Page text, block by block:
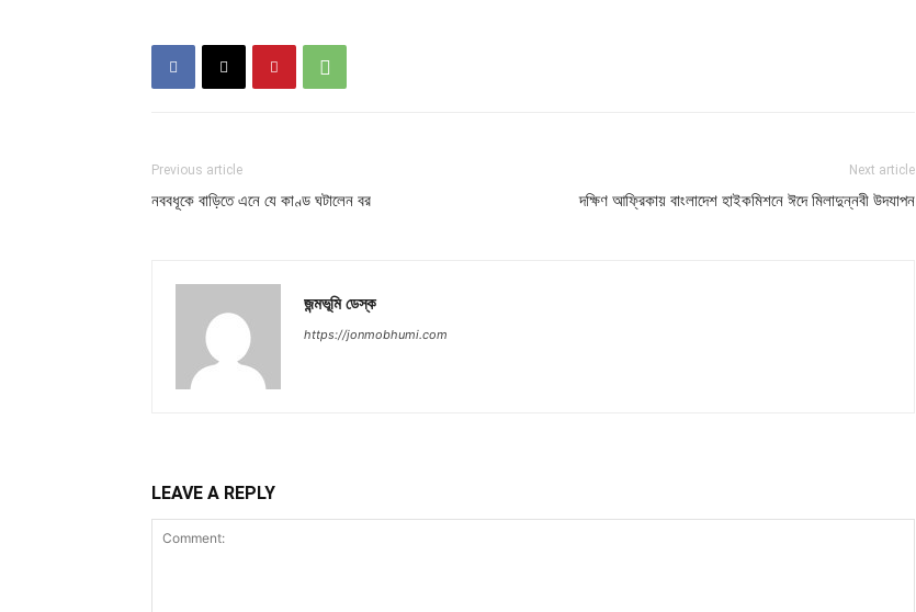
Previous article
নববধূকে বাড়িতে এনে যে কাণ্ড ঘটালেন বর
Next article
দক্ষিণ আফ্রিকায় বাংলাদেশ হাইকমিশনে ঈদে মিলাদুন্নবী উদযাপন
জন্মভূমি ডেস্ক
https://jonmobhumi.com
LEAVE A REPLY